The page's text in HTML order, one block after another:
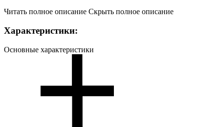
Читать полное описание Скрыть полное описание
Характеристики:
Основные характеристики